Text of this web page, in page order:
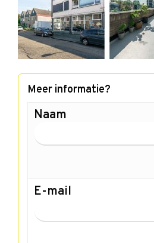
Meer informatie?
Naam
E-mail